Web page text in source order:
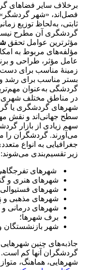
برخلاف سایر فضاهای
فصل‌ا‌ند، «شهر
ثابتی، به‌لحاظ توزیع
گردشگری آن مطرح
مؤثرترین عوامل تحقق
مؤلفه‌های مربوط به
عامل مؤثر، طراحی و
زمینۀ مناسب برای
بستر مناسب برای رشد
گردشگی به‌عنوان
در مناطق مختلف شهری،
شهرهای گردشگری یا
سطح جهانی‌اند و نقش
سهم زیادی از بازار
می‌آورند. گردشگران را
جغرافیایی به انواع
زیر تقسیم‌بندی می‌شوند:
شهرهای
شهرهای هنری و
شهرهای
شهرهای مذهبی و
شهرهای درمانی و
برف شهر‌ها؛
شهر بازنشستگان
جاذبه‌های چنین
گردشگران آنها کم
شهرهایی، هماهنگ،